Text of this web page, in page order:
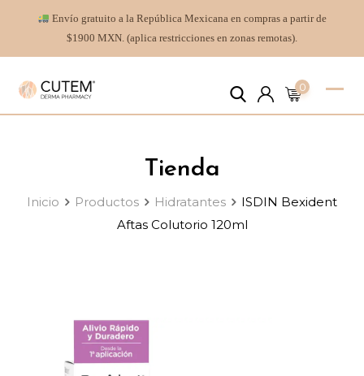
Envío gratuito a la República Mexicana en compras a partir de
$1900 MXN. (aplica restricciones en zonas remotas).
0
Tienda
Inicio Productos Hidratantes
ISDIN Bexident
Aftas Colutorio 120ml